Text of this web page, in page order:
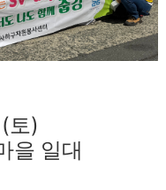
토)
을 일대